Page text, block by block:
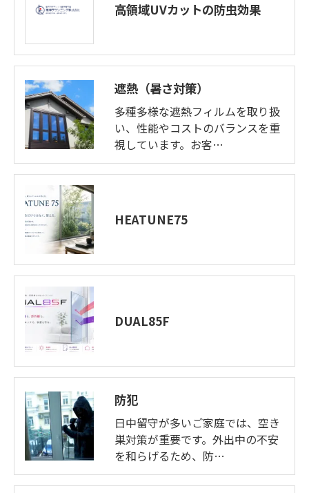
高領域UVカットの防虫効果
遮熱（暑さ対策）
多種多様な遮熱フィルムを取り扱
い、性能やコストのバランスを重
視しています。お客…
HEATUNE75
DUAL85F
防犯
日中留守が多いご家庭では、空き
巣対策が重要です。外出中の不安
を和らげるため、防…